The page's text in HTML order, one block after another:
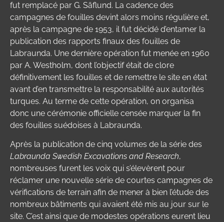
fut remplacé par G. Säflund. La cadence des
campagnes de fouilles devint alors moins régulière et,
après la campagne de 1953, il fut décidé d’entamer la
publication des rapports finaux des fouilles de
Labraunda. Une dernière opération fut menée en 1960
par A. Westholm, dont l’objectif était de clore
définitivement les fouilles et de remettre le site en état
avant d’en transmettre la responsabilité aux autorités
turques. Au terme de cette opération, on organisa
donc une cérémonie officielle censée marquer la fin
des fouilles suédoises à Labraunda.
Après la publication de cinq volumes de la série des
Labraunda Swedish Excavations and Research,
nombreuses furent les voix qui s’élevèrent pour
réclamer une nouvelle série de courtes campagnes de
vérifications de terrain afin de mener à bien l’étude des
nombreux bâtiments qui avaient été mis au jour sur le
site. C’est ainsi que de modestes opérations eurent lieu